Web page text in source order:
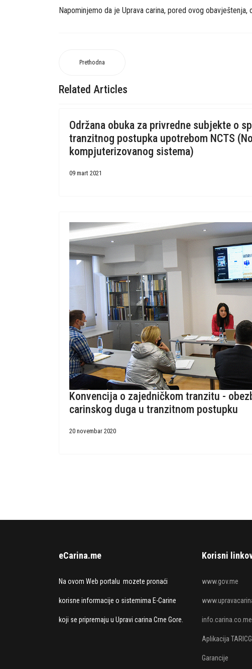
Napominjemo da je Uprava carina, pored ovog
Prethodna
Related Articles
Održana obuka za privredne subjekte o
tranzitnog postupka upotrebom NCTS
kompjuterizovanog sistema)
09 mart 2021
Konvencija o zajedničkom tranzitu -
carinskog duga u tranzitnom postupku
20 novembar 2020
eCarina.me
Na ovom Web portalu mozete pronaći
korisne informacije o sistemima E-Carine
koji se pripremaju u Upravi carina Crne Gore.
Korisni
www.gov.me
info.carina.co.me
Aplikacija TARICG
Garancije